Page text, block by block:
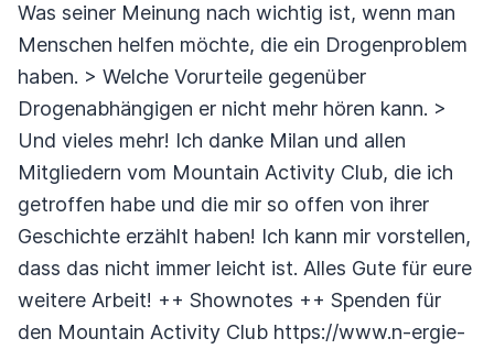
Was seiner Meinung nach wichtig ist, wenn man
Menschen helfen möchte, die ein Drogenproblem
haben. > Welche Vorurteile gegenüber
Drogenabhängigen er nicht mehr hören kann. >
Und vieles mehr! Ich danke Milan und allen
Mitgliedern vom Mountain Activity Club, die ich
getroffen habe und die mir so offen von ihrer
Geschichte erzählt haben! Ich kann mir vorstellen,
dass das nicht immer leicht ist. Alles Gute für eure
weitere Arbeit! ++ Shownotes ++ Spenden für
den Mountain Activity Club https://www.n-ergie-